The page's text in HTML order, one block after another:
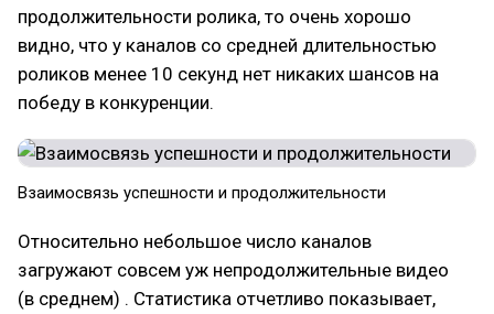
продолжительности ролика, то очень хорошо
видно, что у каналов со средней длительностью
роликов менее 10 секунд нет никаких шансов на
победу в конкуренции.
Взаимосвязь успешности и продолжительности
Относительно небольшое число каналов
загружают совсем уж непродолжительные видео
(в среднем) . Статистика отчетливо показывает,